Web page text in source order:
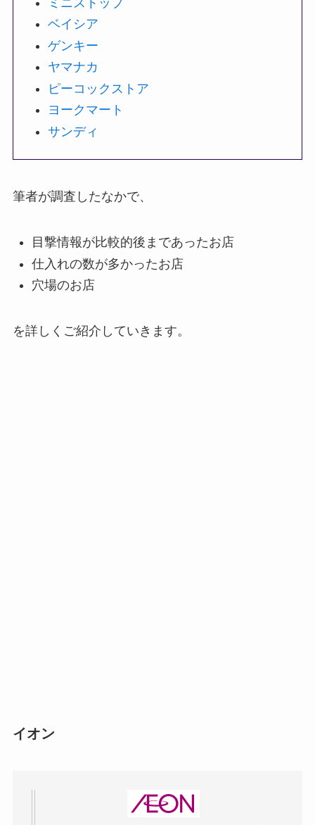
ベイシア
ゲンキー
ヤマナカ
ピーコックストア
ヨークマート
サンディ
筆者が調査したなかで、
目撃情報が比較的後まであったお店
仕入れの数が多かったお店
穴場のお店
を詳しくご紹介していきます。
イオン